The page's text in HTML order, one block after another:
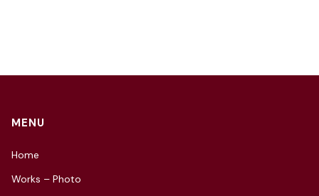
MENU
Home
Works – Photo